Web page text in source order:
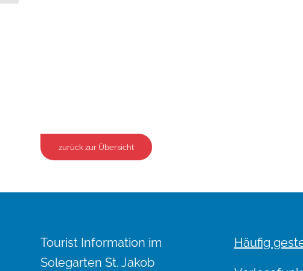
zurück zur Übersicht
Tourist Information im
Solegarten St. Jakob
Häufig